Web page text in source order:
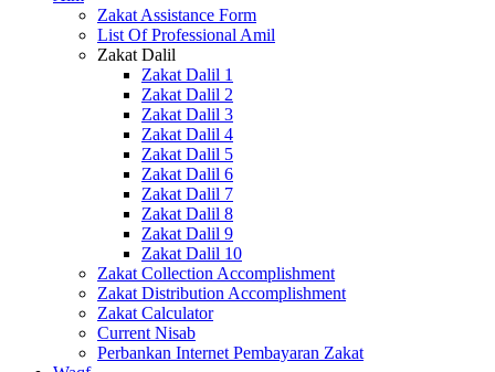
Zakat Assistance Form
List Of Professional Amil
Zakat Dalil
Zakat Dalil 1
Zakat Dalil 2
Zakat Dalil 3
Zakat Dalil 4
Zakat Dalil 5
Zakat Dalil 6
Zakat Dalil 7
Zakat Dalil 8
Zakat Dalil 9
Zakat Dalil 10
Zakat Collection Accomplishment
Zakat Distribution Accomplishment
Zakat Calculator
Current Nisab
Perbankan Internet Pembayaran Zakat